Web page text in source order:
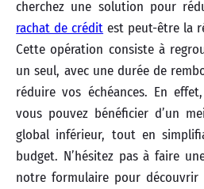
cherchez une solution pour
rachat de crédit est peut-être la
Cette opération consiste à
un seul, avec une durée de
réduire vos échéances. En
vous pouvez bénéficier d’un
global inférieur, tout en
budget. N’hésitez pas à faire
notre formulaire pour découvrir